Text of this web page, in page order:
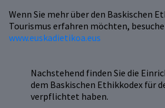
Wenn Sie mehr über den Baskischen
Tourismus erfahren möchten,
www.euskadietikoa.eus
Nachstehend finden Sie die
dem Baskischen Ethikkodex für
verpflichtet haben.